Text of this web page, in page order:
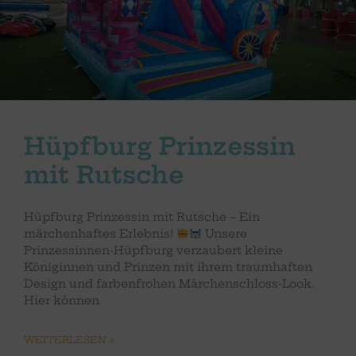
Hüpfburg Prinzessin
mit Rutsche
Hüpfburg Prinzessin mit Rutsche – Ein
märchenhaftes Erlebnis!
Unsere
Prinzessinnen-Hüpfburg verzaubert kleine
Königinnen und Prinzen mit ihrem traumhaften
Design und farbenfrohen Märchenschloss-Look.
Hier können
WEITERLESEN »